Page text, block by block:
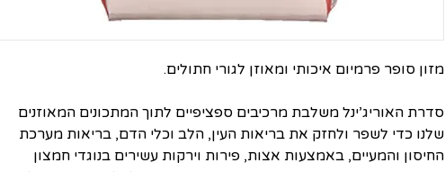
מזון סופר פרמיום איכותי ומאוזן לגורי חתולים.
סדרת האוריג’ינל משלבת מרכיבים ספציפיים לתוך המתכונים המאוזנים
שלנו כדי לשפר ולחזק את בריאות העין, הלב וכלי הדם, בריאות מערכת
החיסון והמעיים, באמצעות אצות, פירות וירקות עשירים בנוגדי חמצון